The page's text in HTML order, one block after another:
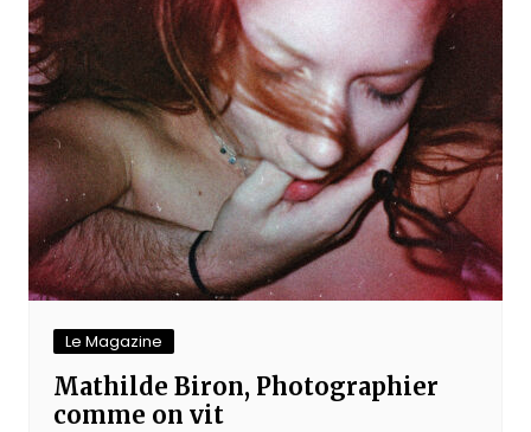
Le Magazine
Mathilde Biron, Photographier
comme on vit